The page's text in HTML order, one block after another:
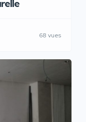
68 vues